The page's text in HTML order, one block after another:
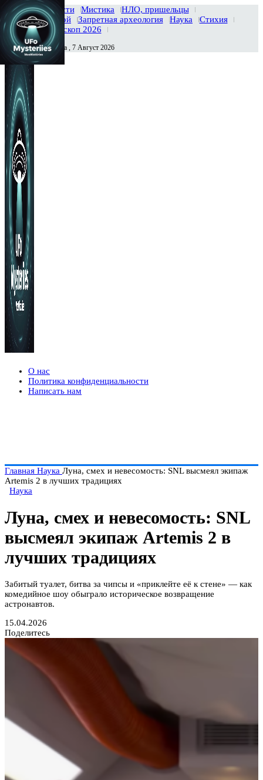
Главная Новости Мистика
НЛО, пришельцы
Тайны вселенной
Запретная археология Наука
Стихия
История
Гороскоп 2026
Сегодня Пятница , 7 Август 2026
О нас
Политика конфиденциальности
Написать нам
Главная Наука Луна, смех и невесомость: SNL высмеял экипаж
Artemis 2 в лучших традициях
Наука
Луна, смех и невесомость: SNL
высмеял экипаж Artemis 2 в
лучших традициях
Забитый туалет, битва за чипсы и «приклейте её к стене» — как
комедийное шоу обыграло историческое возвращение
астронавтов.
15.04.2026
Поделитесь